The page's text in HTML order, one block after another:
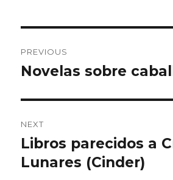
navigation
PREVIOUS
Previous
Novelas sobre
NEXT
Next
post:
Libros parecidos a
Lunares (Cinder)